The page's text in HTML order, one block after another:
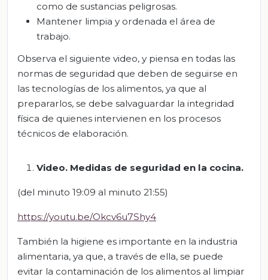
como de sustancias peligrosas.
Mantener limpia y ordenada el área de
trabajo.
Observa el siguiente video, y piensa en todas las
normas de seguridad que deben de seguirse en
las tecnologías de los alimentos, ya que al
prepararlos, se debe salvaguardar la integridad
física de quienes intervienen en los procesos
técnicos de elaboración.
Video. Medidas de seguridad en la cocina.
(del minuto 19:09 al minuto 21:55)
https://youtu.be/Okcv6u7Shy4
También la higiene es importante en la industria
alimentaria, ya que, a través de ella, se puede
evitar la contaminación de los alimentos al limpiar